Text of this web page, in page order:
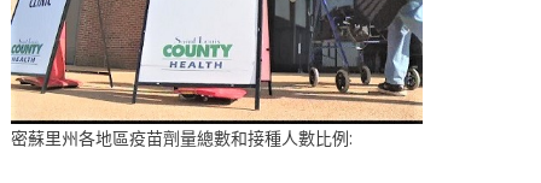
密蘇里州各地區疫苗劑量總數和接種人數比例: